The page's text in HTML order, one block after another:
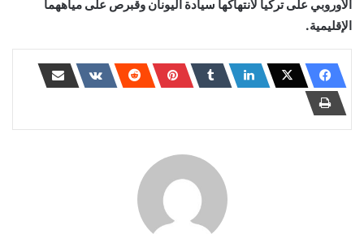
الأوروبي على تركيا لانتهاكها سيادة اليونان وقبرص على مياههما
الإقليمية.